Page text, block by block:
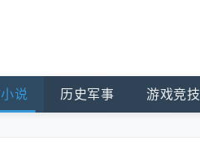
说 历史军事 游戏竞技